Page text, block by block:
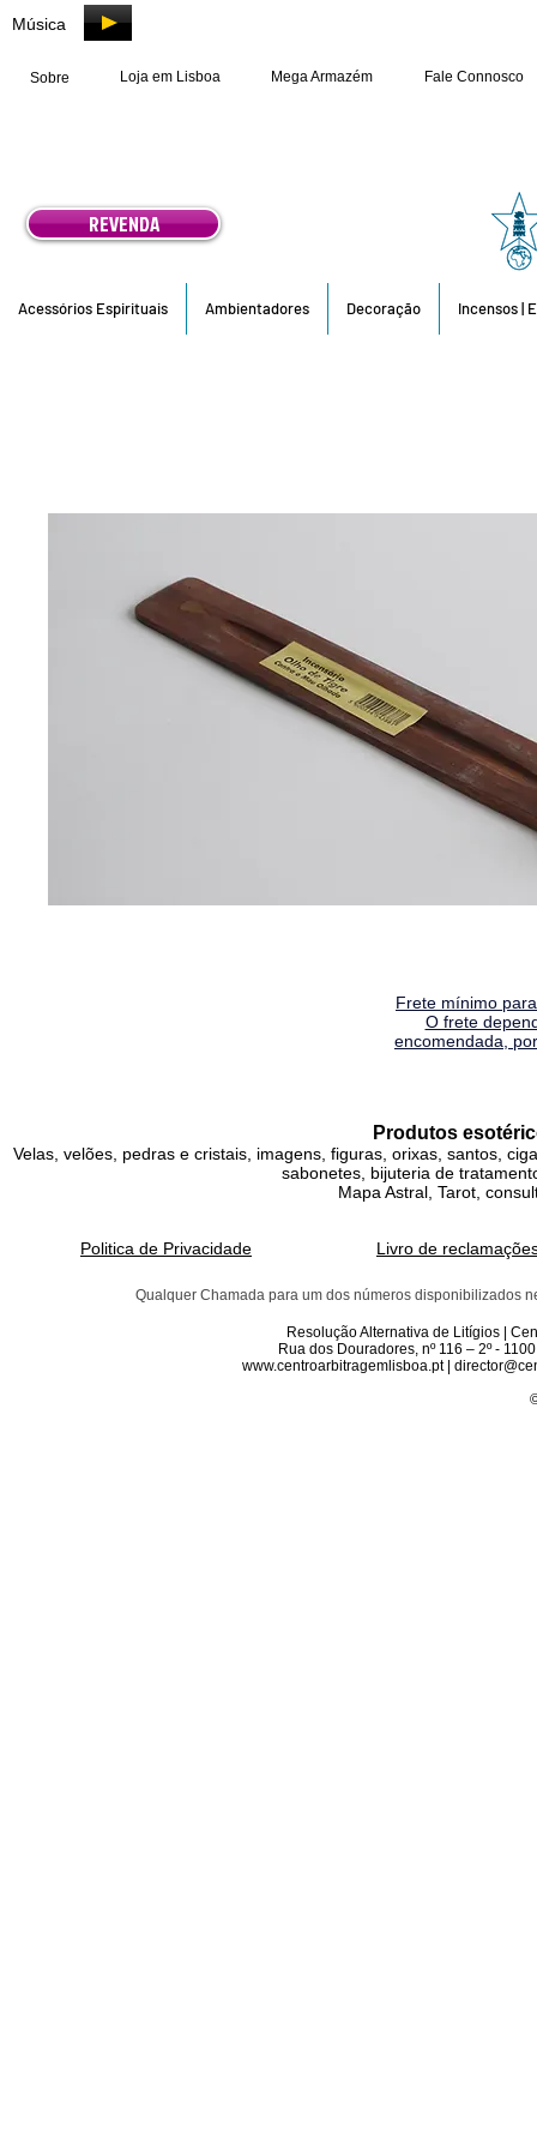
Música
Sobre Loja em Lisboa Mega Armazém Fale Connosco
REVENDA
Acessórios Espirituais Ambientadores Decoração Incensos |
Frete mínimo
O frete
encomendada,
Produtos
Velas, velões, pedras e cristais, imagens, figuras, orixas, santos,
sabonetes, bijuteria de
Mapa Astral, Tarot,
Politica de Privacidade Livro de
Qualquer Chamada para um dos números disponibilizados
Resolução Alternativa de Litígios |
Rua dos Douradores, nº 116 – 2º -
www.centroarbitragemlisboa.pt |